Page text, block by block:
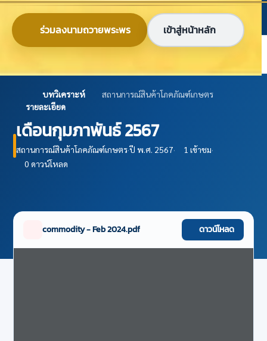
ร่วมลงนามถวายพระพร เข้าสู่หน้าหลัก
ข้ามไปยังเนื้อหาหลัก
ก ก ก ไทย EN
บทวิเคราะห์
สถานการณ์สินค้าโภคภัณฑ์เกษตร
รายละเอียด
เดือนกุมภาพันธ์ 2567
สถานการณ์สินค้าโภคภัณฑ์เกษตร·ปี พ.ศ. 2567· 1 เข้าชม·
0 ดาวน์โหลด
commodity - Feb 2024.pdf ดาวน์โหลด